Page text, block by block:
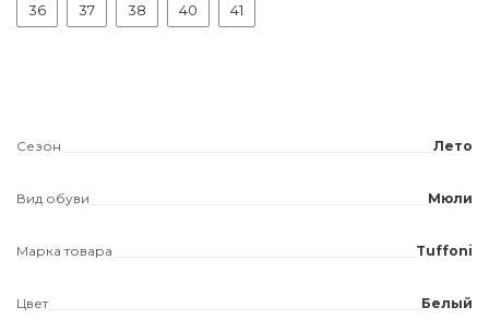
36 37 38 40 41
Сезон Лето
Вид обуви Мюли
Марка товара Tuffoni
Цвет Белый